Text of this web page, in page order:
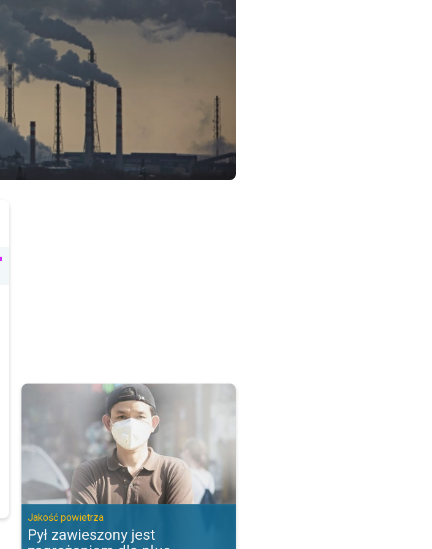
Pył zawieszony jest zagrożeniem dla płuc. Jakość powietrza. . .
Jakość powietrza
Pył zawieszony jest